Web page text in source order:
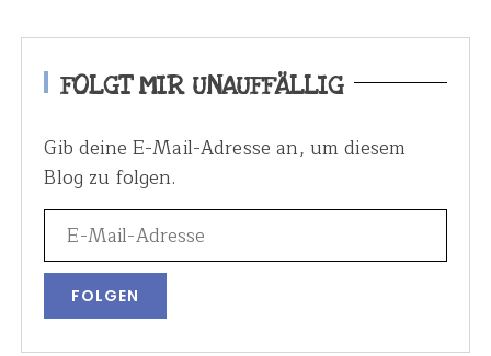
FOLGT MIR UNAUFFÄLLIG
Gib deine E-Mail-Adresse an, um diesem
Blog zu folgen.